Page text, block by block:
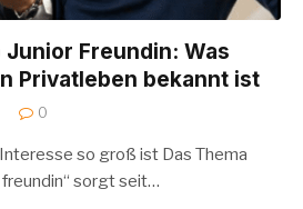
Freundin: Was
Privatleben bekannt ist
0
so groß ist Das Thema
sorgt seit…